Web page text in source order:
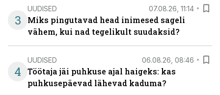
3
UUDISED 07.08.26, 11:14
Miks pingutavad head inimesed sageli
vähem, kui nad tegelikult suudaksid?
4
UUDISED 06.08.26, 08:46
Töötaja jäi puhkuse ajal haigeks: kas
puhkusepäevad lähevad kaduma?